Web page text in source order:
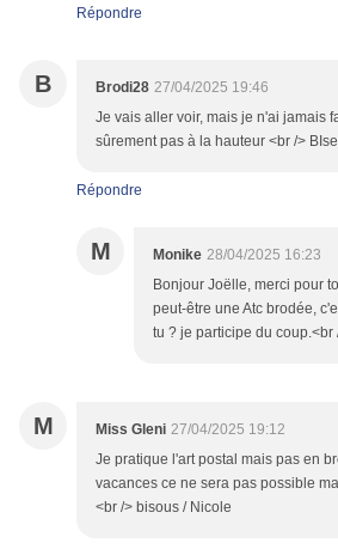
Répondre
B Brodi28 27/04/2025 19:46
Je vais aller voir, mais je n'ai jamais
sûrement pas à la hauteur <br />
Répondre
M Monike 28/04/2025 16:23
Bonjour Joëlle, merci pour
peut-être une Atc brodée,
tu ? je participe du coup.<br
M Miss Gleni 27/04/2025 19:12
Je pratique l'art postal mais pas en
vacances ce ne sera pas possible
<br /> bisous / Nicole